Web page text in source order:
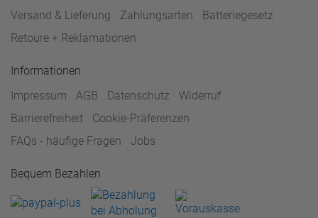
Versand & Lieferung
Zahlungsarten
Batteriegesetz
Retoure + Reklamationen
Informationen
Impressum
AGB Datenschutz
Widerruf
Barrierefreiheit
Cookie-Präferenzen
FAQs - häufige Fragen
Jobs
Bequem Bezahlen